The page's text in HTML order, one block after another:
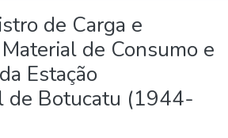
Estatísticas
de Carga e
de Consumo e
Estação
de Botucatu (1944-